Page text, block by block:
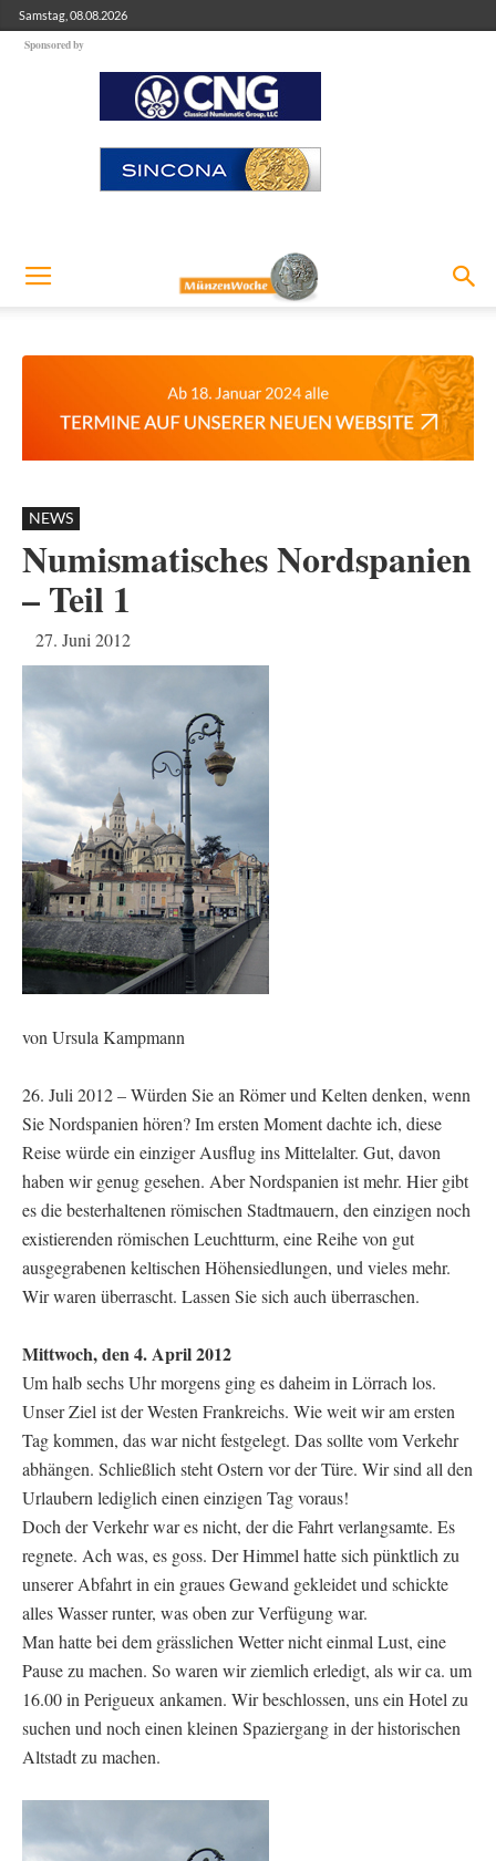
Samstag, 08.08.2026
Sponsored by
NEWS
Numismatisches Nordspanien
– Teil 1
27. Juni 2012
von Ursula Kampmann
26. Juli 2012 – Würden Sie an Römer und Kelten denken, wenn
Sie Nordspanien hören? Im ersten Moment dachte ich, diese
Reise würde ein einziger Ausflug ins Mittelalter. Gut, davon
haben wir genug gesehen. Aber Nordspanien ist mehr. Hier gibt
es die besterhaltenen römischen Stadtmauern, den einzigen noch
existierenden römischen Leuchtturm, eine Reihe von gut
ausgegrabenen keltischen Höhensiedlungen, und vieles mehr.
Wir waren überrascht. Lassen Sie sich auch überraschen.
Mittwoch, den 4. April 2012
Um halb sechs Uhr morgens ging es daheim in Lörrach los.
Unser Ziel ist der Westen Frankreichs. Wie weit wir am ersten
Tag kommen, das war nicht festgelegt. Das sollte vom Verkehr
abhängen. Schließlich steht Ostern vor der Türe. Wir sind all den
Urlaubern lediglich einen einzigen Tag voraus!
Doch der Verkehr war es nicht, der die Fahrt verlangsamte. Es
regnete. Ach was, es goss. Der Himmel hatte sich pünktlich zu
unserer Abfahrt in ein graues Gewand gekleidet und schickte
alles Wasser runter, was oben zur Verfügung war.
Man hatte bei dem grässlichen Wetter nicht einmal Lust, eine
Pause zu machen. So waren wir ziemlich erledigt, als wir ca. um
16.00 in Perigueux ankamen. Wir beschlossen, uns ein Hotel zu
suchen und noch einen kleinen Spaziergang in der historischen
Altstadt zu machen.